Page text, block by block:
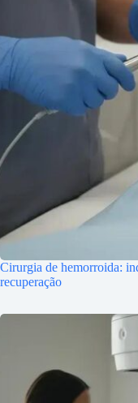
Cirurgia de hemorroida:
recuperação